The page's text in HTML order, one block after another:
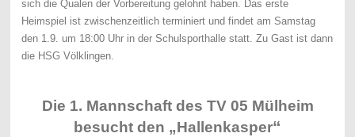
sich die Qualen der Vorbereitung gelohnt haben. Das erste
Heimspiel ist zwischenzeitlich terminiert und findet am Samstag
den 1.9. um 18:00 Uhr in der Schulsporthalle statt. Zu Gast ist dann
die HSG Völklingen.
Die 1. Mannschaft des TV 05 Mülheim
besucht den „Hallenkasper“